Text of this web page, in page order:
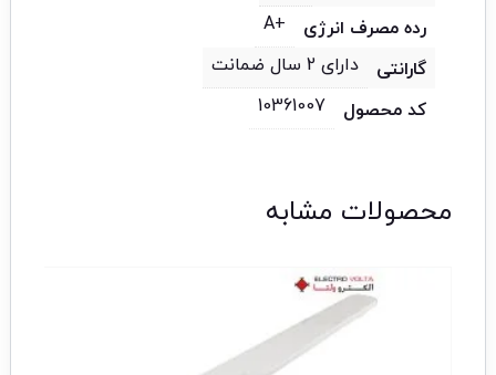
رده مصرف انرژی
+A
گارانتی
دارای 2 سال ضمانت
کد محصول
10361007
محصولات مشابه